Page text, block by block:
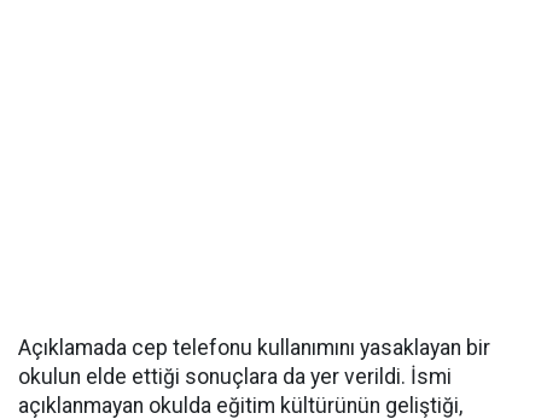
Açıklamada cep telefonu kullanımını yasaklayan bir
okulun elde ettiği sonuçlara da yer verildi. İsmi
açıklanmayan okulda eğitim kültürünün geliştiği,